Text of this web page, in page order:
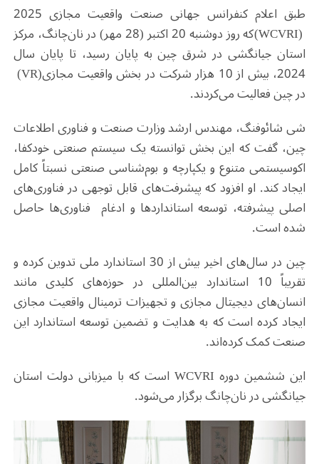
طبق اعلام کنفرانس جهانی صنعت واقعیت مجازی 2025
(WCVRI)
که روز دوشنبه 20 اکتبر (28 مهر) در نان‌چانگ، مرکز
استان جیانگشی در شرق چین به پایان رسید، تا پایان سال
2024، بیش از 10 هزار شرکت در بخش واقعیت مجازی
(VR)
در چین فعالیت می‌کردند.
شی شائوفنگ، مهندس ارشد وزارت صنعت و فناوری اطلاعات
چین، گفت که این بخش توانسته یک سیستم صنعتی خودکفا،
اکوسیستمی متنوع و یکپارچه و بوم‌شناسی صنعتی نسبتاً کامل
ایجاد کند. او افزود که پیشرفت‌های قابل توجهی در فناوری‌های
اصلی پیشرفته، توسعه استانداردها و ادغام فناوری‌ها حاصل
شده است.
چین در سال‌های اخیر بیش از 30 استاندارد ملی تدوین کرده و
تقریباً 10 استاندارد بین‌المللی در حوزه‌های کلیدی مانند
انسان‌های دیجیتال مجازی و تجهیزات ترمینال واقعیت مجازی
ایجاد کرده است که به هدایت و تضمین توسعه استاندارد این
صنعت کمک کرده‌اند.
این ششمین دورهWCVRI است که با میزبانی دولت استان
جیانگشی در نان‌چانگ برگزار می‌شود.